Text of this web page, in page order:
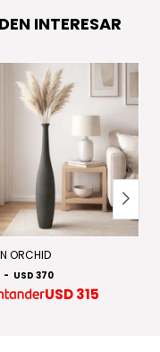
INTERESAR
ORCHID
- USD 370
USD315